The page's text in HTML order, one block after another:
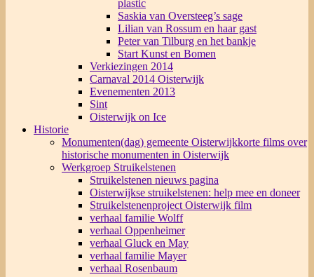
plastic
Saskia van Oversteeg’s sage
Lilian van Rossum en haar gast
Peter van Tilburg en het bankje
Start Kunst en Bomen
Verkiezingen 2014
Carnaval 2014 Oisterwijk
Evenementen 2013
Sint
Oisterwijk on Ice
Historie
Monumenten(dag) gemeente Oisterwijkkorte films over
historische monumenten in Oisterwijk
Werkgroep Struikelstenen
Struikelstenen nieuws pagina
Oisterwijkse struikelstenen: help mee en doneer
Struikelstenenproject Oisterwijk film
verhaal familie Wolff
verhaal Oppenheimer
verhaal Gluck en May
verhaal familie Mayer
verhaal Rosenbaum